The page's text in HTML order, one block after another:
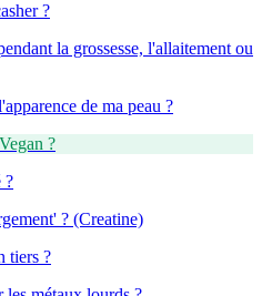
?
la grossesse, l'allaitement ou
de ma peau ?
?
?
? (Creatine)
tiers ?